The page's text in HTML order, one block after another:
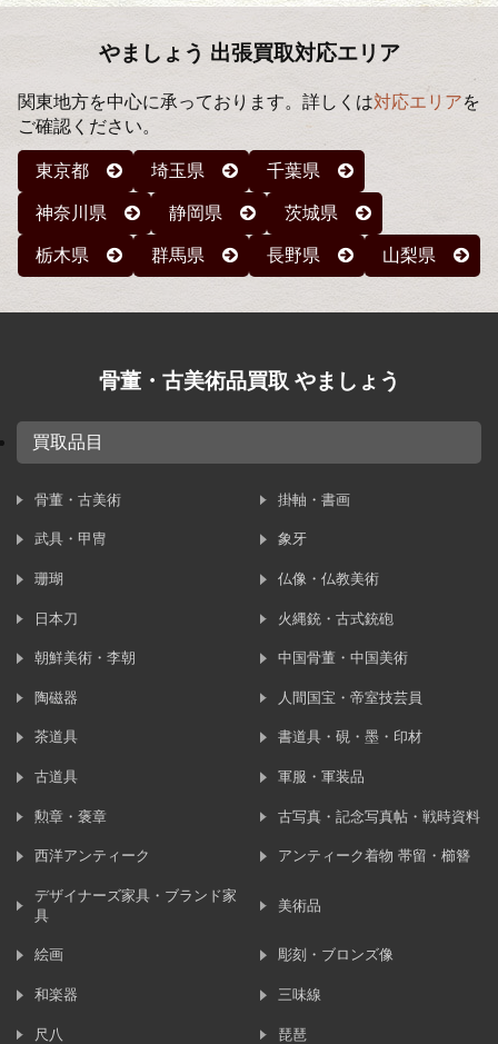
イ
やましょう 出張買取対応エリア
関東地方を中心に承っております。詳しくは対応エリアを
ご確認ください。
東京都 埼玉県 千葉県
神奈川県 静岡県 茨城県
栃木県 群馬県 長野県 山梨県
骨董・古美術品買取 やましょう
買取品目
骨董・古美術 掛軸・書画
武具・甲冑 象牙
珊瑚 仏像・仏教美術
日本刀 火縄銃・古式銃砲
朝鮮美術・李朝 中国骨董・中国美術
陶磁器 人間国宝・帝室技芸員
茶道具 書道具・硯・墨・印材
古道具 軍服・軍装品
勲章・褒章 古写真・記念写真帖・戦時資料
西洋アンティーク アンティーク着物 帯留・櫛簪
デザイナーズ家具・ブランド家
具
美術品
絵画 彫刻・ブロンズ像
和楽器 三味線
尺八 琵琶